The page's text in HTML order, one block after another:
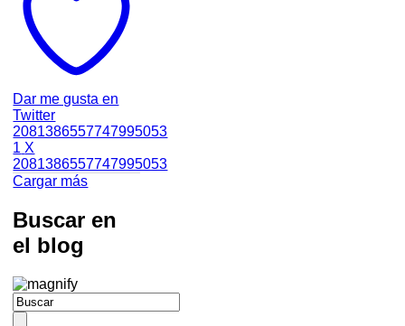
Dar me gusta en
Twitter
2081386557747995053
1 X
2081386557747995053
Cargar más
Buscar en
el blog